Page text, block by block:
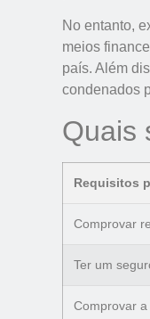
No entanto,
meios
país. Além
condenados
Quais
Requisitos
Comprovar
Ter um
Comprovar